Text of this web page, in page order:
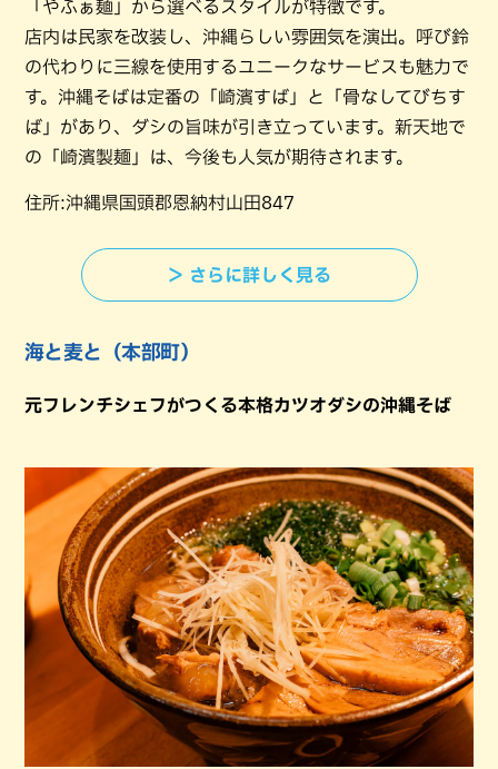
「やふぁ麺」から選べるスタイルが特徴です。
店内は民家を改装し、沖縄らしい雰囲気を演出。呼び鈴
の代わりに三線を使用するユニークなサービスも魅力で
す。沖縄そばは定番の「崎濱すば」と「骨なしてびちす
ば」があり、ダシの旨味が引き立っています。新天地で
の「崎濱製麺」は、今後も人気が期待されます。
住所:沖縄県国頭郡恩納村山田847
＞ さらに詳しく見る
海と麦と（本部町）
元フレンチシェフがつくる本格カツオダシの沖縄そば